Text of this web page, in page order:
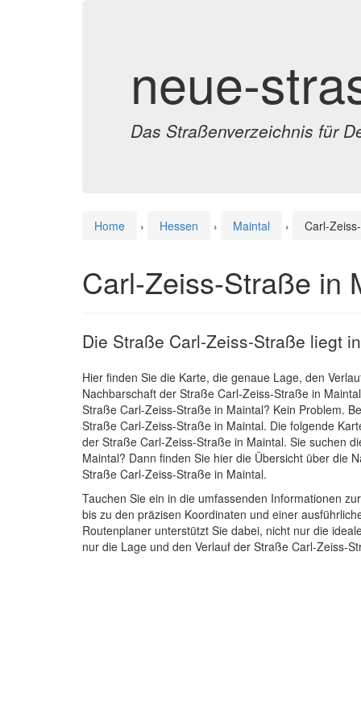
neue-
Das Straßenverzeichnis für
Home › Hessen › Maintal › Carl-
Carl-Zeiss-Straße in
Die Straße Carl-Zeiss-Straße liegt
Hier finden Sie die Karte, die genaue Lage, den
Nachbarschaft der Straße Carl-Zeiss-Straße in
Straße Carl-Zeiss-Straße in Maintal? Kein Problem.
Straße Carl-Zeiss-Straße in Maintal. Die folgende
der Straße Carl-Zeiss-Straße in Maintal. Sie suchen
Maintal? Dann finden Sie hier die Übersicht über die
Straße Carl-Zeiss-Straße in Maintal.
Tauchen Sie ein in die umfassenden Informationen
bis zu den präzisen Koordinaten und einer
Routenplaner unterstützt Sie dabei, nicht nur die
nur die Lage und den Verlauf der Straße Carl-Zeiss-